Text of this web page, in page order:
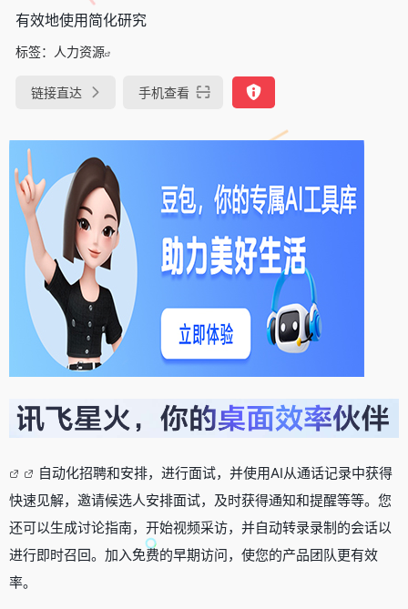
有效地使用简化研究
标签： 人力资源
链接直达 手机查看
自动化招聘和安排，进行面试，并使用AI从通话记录中获得
快速见解，邀请候选人安排面试，及时获得通知和提醒等等。您
还可以生成讨论指南，开始视频采访，并自动转录录制的会话以
进行即时召回。加入免费的早期访问，使您的产品团队更有效
率。